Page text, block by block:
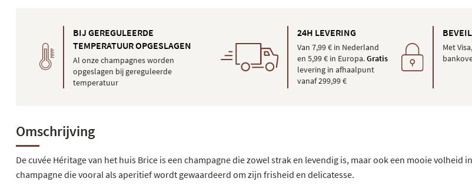
BIJ GEREGULEERDE
TEMPERATUUR OPGESLAGEN
Al onze champagnes worden
opgeslagen bij gereguleerde
temperatuur
24H LEVERING
Van 7,99 € in Nederland
en 5,99 € in Europa.Gratis
levering in afhaalpunt
vanaf 299,99 €
Met
Omschrijving
De cuvée Héritage van het huis Brice is een champagne die zowel strak en levendig is, maar ook een mooie volheid
champagne die vooral als aperitief wordt gewaardeerd om zijn frisheid en delicatesse.